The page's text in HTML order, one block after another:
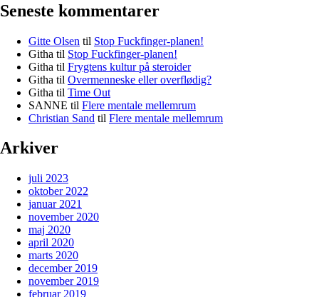
Seneste kommentarer
Gitte Olsen til Stop Fuckfinger-planen!
Githa til Stop Fuckfinger-planen!
Githa til Frygtens kultur på steroider
Githa til Overmenneske eller overflødig?
Githa til Time Out
SANNE til Flere mentale mellemrum
Christian Sand til Flere mentale mellemrum
Arkiver
juli 2023
oktober 2022
januar 2021
november 2020
maj 2020
april 2020
marts 2020
december 2019
november 2019
februar 2019